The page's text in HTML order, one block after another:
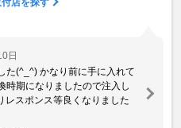
日
た(^_^) かなり前に手に入れて
時期になりましたので注入し
レスポンス等良くなりました